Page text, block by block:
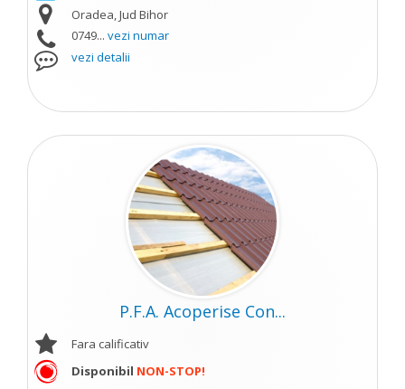
Oradea, Jud Bihor
0749... vezi numar
vezi detalii
P.F.A. Acoperise Con...
Fara calificativ
Disponibil NON-STOP!